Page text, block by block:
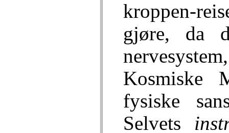
kroppen-
gjøre, da
Kosmiske
fysiske
Selvets